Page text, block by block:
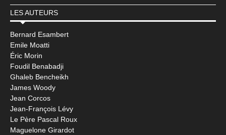
LES AUTEURS
Bernard Esambert
Emile Moatti
Éric Morin
Foudil Benabadji
Ghaleb Bencheikh
James Woody
Jean Corcos
Jean-François Lévy
Le Père Pascal Roux
Maguelone Girardot